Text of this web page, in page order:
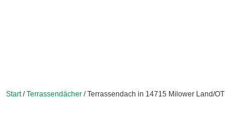
Start/Terrassendächer / Terrassendach in 14715 Milower Land/